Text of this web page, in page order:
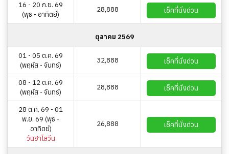
16 - 20 ก.ย. 69
(พุธ - อาทิตย์)
28,888 เช็คที่นั่งด่วน
ตุลาคม 2569
01 - 05 ต.ค. 69
(พฤหัส - จันทร์)
32,888 เช็คที่นั่งด่วน
08 - 12 ต.ค. 69
(พฤหัส - จันทร์)
28,888 เช็คที่นั่งด่วน
28 ต.ค. 69 - 01
พ.ย. 69 (พุธ -
อาทิตย์)
วันฮาโลวีน
26,888 เช็คที่นั่งด่วน